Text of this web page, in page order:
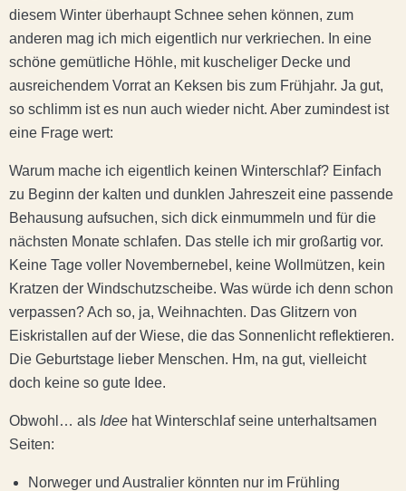
diesem Winter überhaupt Schnee sehen können, zum
anderen mag ich mich eigentlich nur verkriechen. In eine
schöne gemütliche Höhle, mit kuscheliger Decke und
ausreichendem Vorrat an Keksen bis zum Frühjahr. Ja gut,
so schlimm ist es nun auch wieder nicht. Aber zumindest ist
eine Frage wert:
Warum mache ich eigentlich keinen Winterschlaf? Einfach
zu Beginn der kalten und dunklen Jahreszeit eine passende
Behausung aufsuchen, sich dick einmummeln und für die
nächsten Monate schlafen. Das stelle ich mir großartig vor.
Keine Tage voller Novembernebel, keine Wollmützen, kein
Kratzen der Windschutzscheibe. Was würde ich denn schon
verpassen? Ach so, ja, Weihnachten. Das Glitzern von
Eiskristallen auf der Wiese, die das Sonnenlicht reflektieren.
Die Geburtstage lieber Menschen. Hm, na gut, vielleicht
doch keine so gute Idee.
Obwohl… als Idee hat Winterschlaf seine unterhaltsamen
Seiten:
Norweger und Australier könnten nur im Frühling